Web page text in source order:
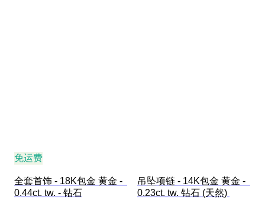
免运费
全套首饰 - 18K包金 黄金 -
0.44ct. tw. - 钻石
吊坠项链 - 14K包金 黄金 -
0.23ct. tw. 钻石 (天然)